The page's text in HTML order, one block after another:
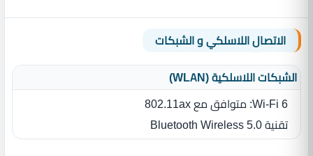
الاتصال اللاسلكي و الشبكات
الشبكات اللاسلكية (WLAN)
Wi-Fi 6: متوافق مع 802.11ax
تقنية Bluetooth Wireless 5.0